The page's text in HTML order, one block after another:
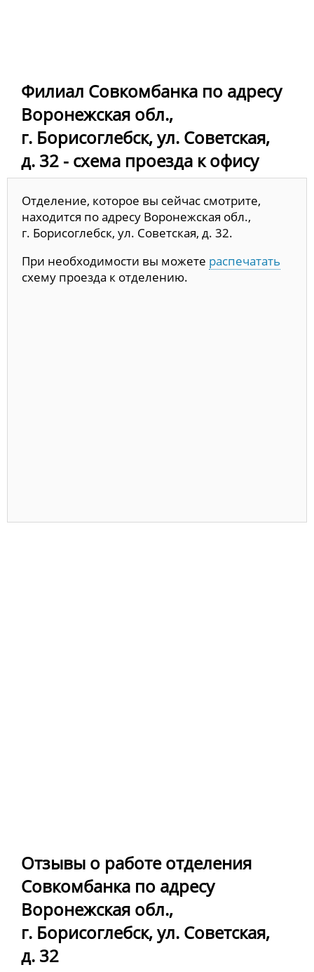
Филиал Совкомбанка по адресу
Воронежская обл.,
г. Борисоглебск, ул. Советская,
д. 32 - схема проезда к офису
Отделение, которое вы сейчас смотрите,
находится по адресу Воронежская обл.,
г. Борисоглебск, ул. Советская, д. 32.
При необходимости вы можете распечатать
схему проезда к отделению.
Отзывы о работе отделения
Совкомбанка по адресу
Воронежская обл.,
г. Борисоглебск, ул. Советская,
д. 32